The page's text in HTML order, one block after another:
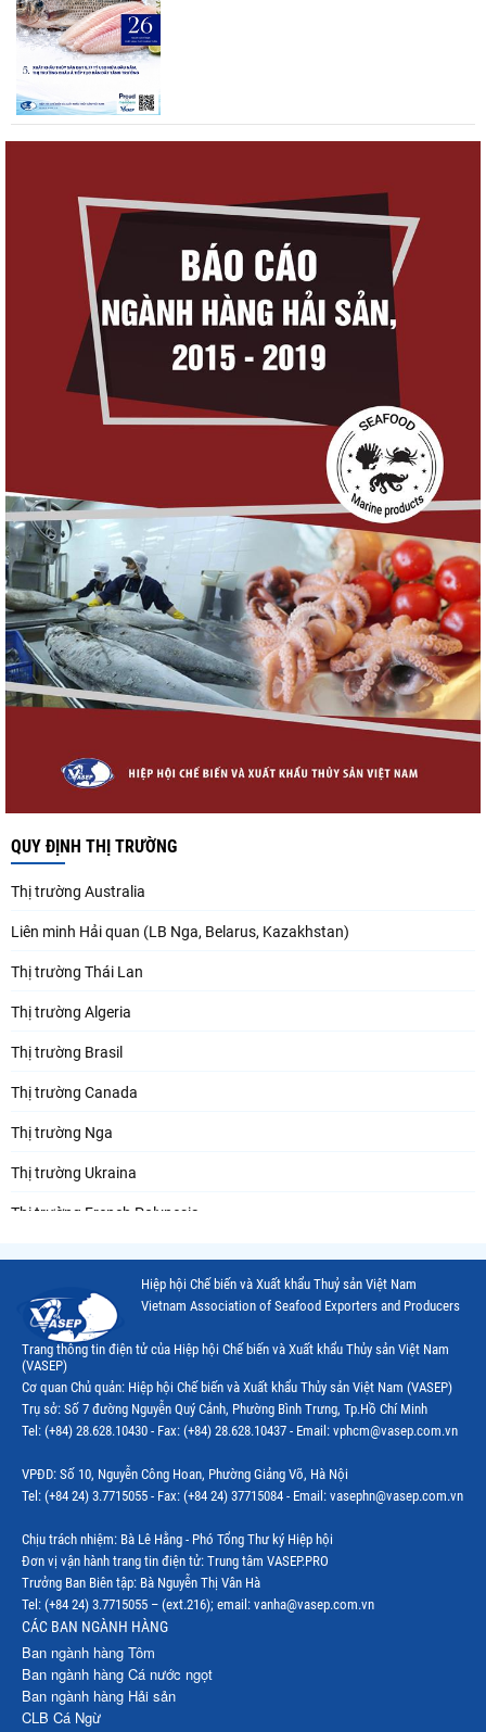
QUY ĐỊNH THỊ TRƯỜNG
Thị trường Australia
Liên minh Hải quan (LB Nga, Belarus, Kazakhstan)
Thị trường Thái Lan
Thị trường Algeria
Thị trường Brasil
Thị trường Canada
Thị trường Nga
Thị trường Ukraina
Thị trường French Polynesia
Thị trường Papua New Guinea
Thị trường New Zealand
Thị trường Đài Loan
Thị trường Hàn Quốc
Thị trường EU
Thị trường Nhật Bản
Thị trường Việt Nam
Hiệp hội Chế biến và Xuất khẩu Thuỷ sản Việt Nam
Vietnam Association of Seafood Exporters and Producers
Trang thông tin điện tử của Hiệp hội Chế biến và Xuất khẩu Thủy sản Việt Nam
(VASEP)
Cơ quan Chủ quản: Hiệp hội Chế biến và Xuất khẩu Thủy sản Việt Nam (VASEP)
Trụ sở: Số 7 đường Nguyễn Quý Cảnh, Phường Bình Trưng, Tp.Hồ Chí Minh
Tel: (+84) 28.628.10430 - Fax: (+84) 28.628.10437 - Email: vphcm@vasep.com.vn
VPĐD: Số 10, Nguyễn Công Hoan, Phường Giảng Võ, Hà Nội
Tel: (+84 24) 3.7715055 - Fax: (+84 24) 37715084 - Email: vasephn@vasep.com.vn
Chịu trách nhiệm: Bà Lê Hằng - Phó Tổng Thư ký Hiệp hội
Đơn vị vận hành trang tin điện tử: Trung tâm VASEP.PRO
Trưởng Ban Biên tập: Bà Nguyễn Thị Vân Hà
Tel: (+84 24) 3.7715055 – (ext.216); email: vanha@vasep.com.vn
CÁC BAN NGÀNH HÀNG
Ban ngành hàng Tôm
Ban ngành hàng Cá nước ngọt
Ban ngành hàng Hải sản
CLB Cá Ngừ